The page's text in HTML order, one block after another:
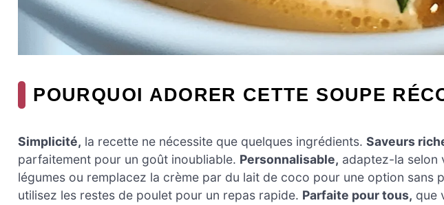
POURQUOI ADORER CETTE SOUPE
Simplicité, la recette ne nécessite que quelques ingrédients. Saveurs
parfaitement pour un goût inoubliable. Personnalisable, adaptez-la selon
légumes ou remplacez la crème par du lait de coco pour une option sans
utilisez les restes de poulet pour un repas rapide. Parfaite pour tous, que